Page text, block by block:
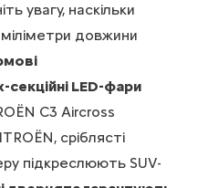
увагу, наскільки
довжини
LED-фари
C3 Aircross
сріблясті
підкреслюють SUV-